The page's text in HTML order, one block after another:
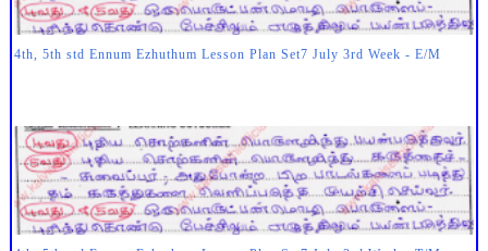
4th, 5th std Ennum Ezhuthum Lesson Plan Set7 July 3rd Week - E/M